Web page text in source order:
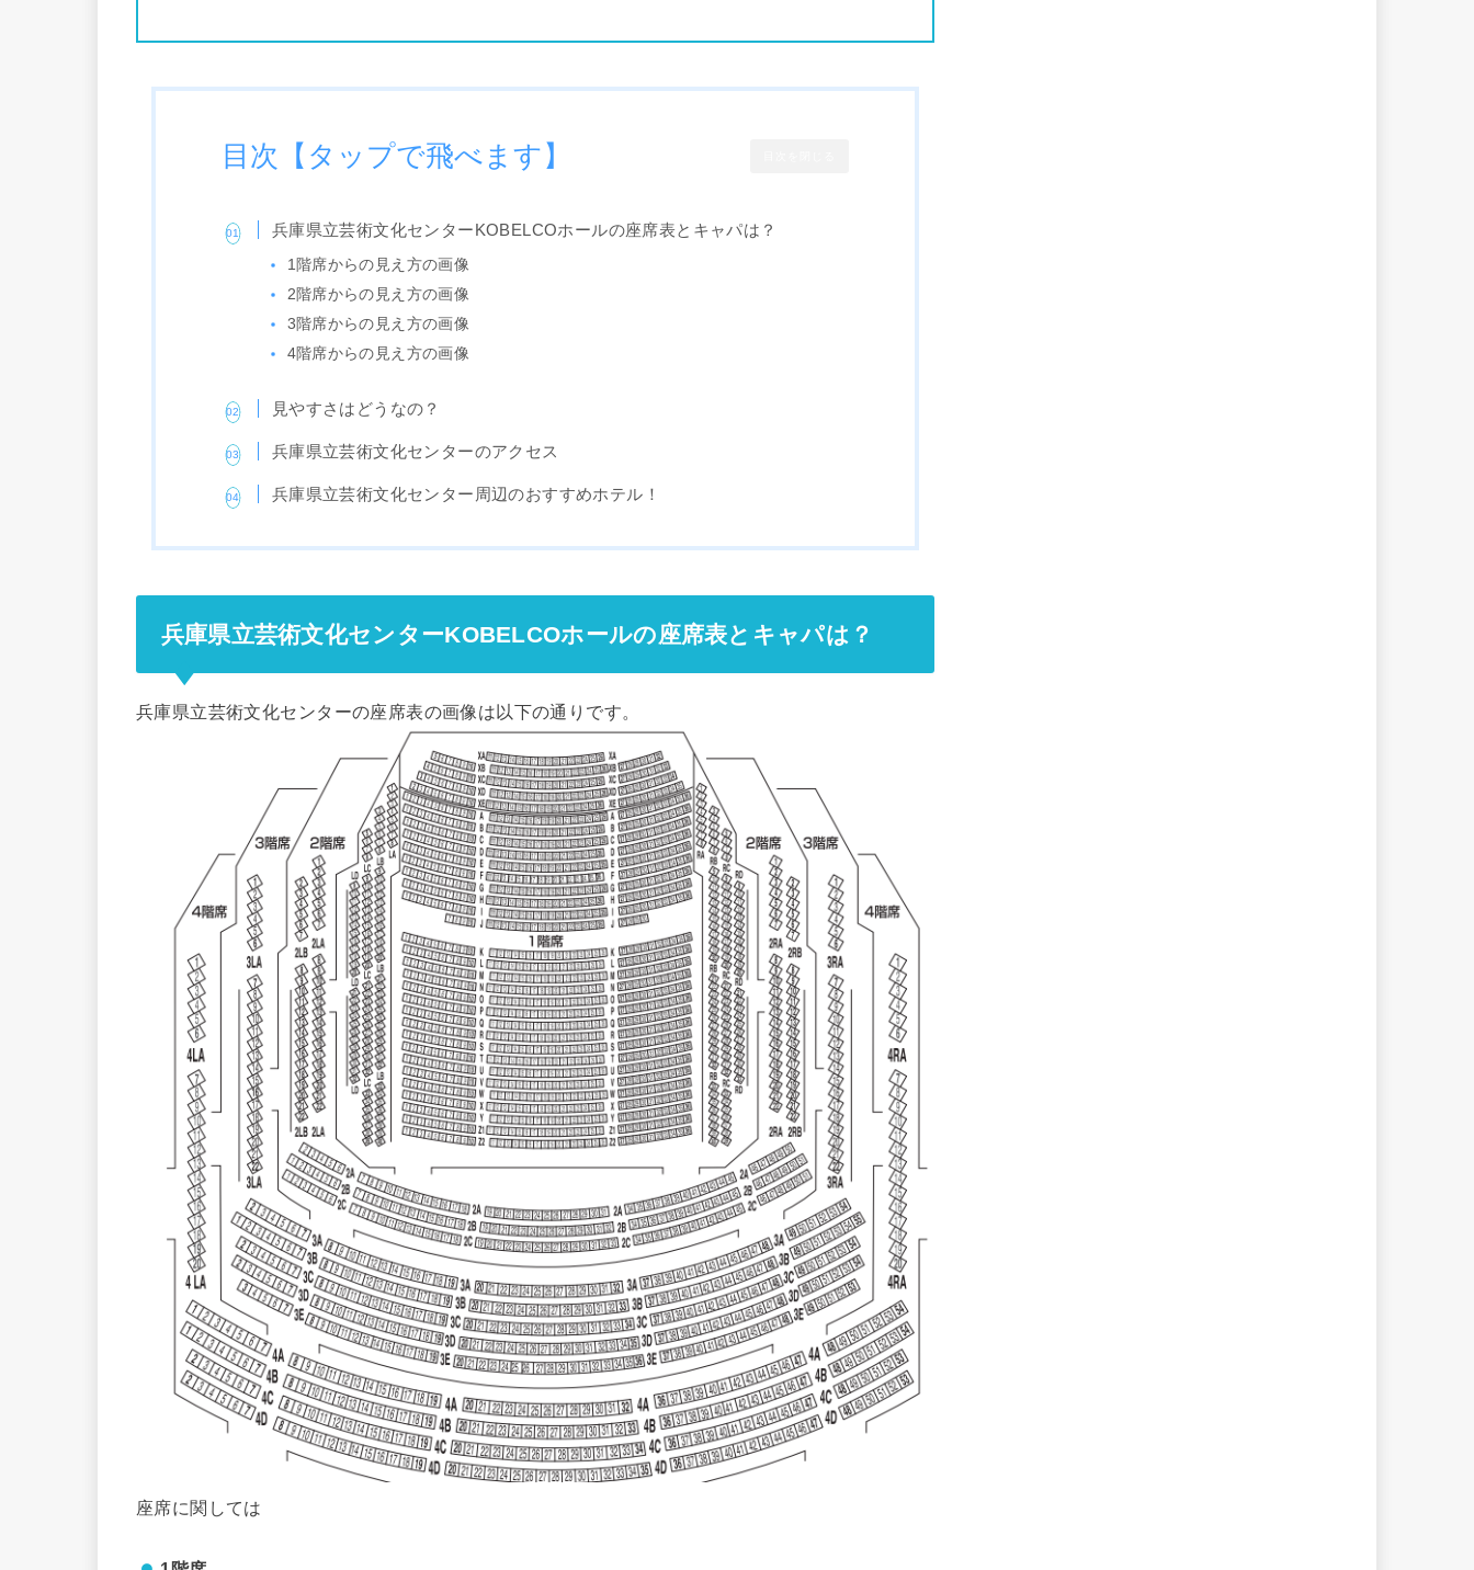
目次【タップで飛べます】
兵庫県立芸術文化センターKOBELCOホールの座席表とキャパは？
1階席からの見え方の画像
2階席からの見え方の画像
3階席からの見え方の画像
4階席からの見え方の画像
見やすさはどうなの？
兵庫県立芸術文化センターのアクセス
兵庫県立芸術文化センター周辺のおすすめホテル！
兵庫県立芸術文化センターKOBELCOホールの座席表とキャパは？
兵庫県立芸術文化センターの座席表の画像は以下の通りです。
座席に関しては